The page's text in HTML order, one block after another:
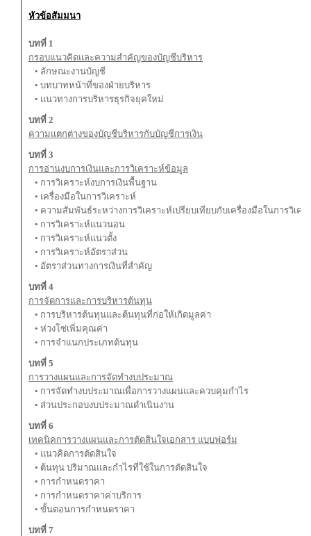
หัวข้อสัมมนา
บทที่ 1
กรอบแนวคิดและความสำคัญของบัญชีบริหาร
• ลักษณะงานบัญชี
• บทบาทหน้าที่ของฝ่ายบริหาร
• แนวทางการบริหารธุรกิจยุคใหม่
บทที่ 2
ความแตกต่างของบัญชีบริหารกับบัญชีการเงิน
บทที่ 3
การอ่านงบการเงินและการวิเคราะห์ข้อมูล
• การวิเคราะห์งบการเงินพื้นฐาน
• เครื่องมือในการวิเคราะห์
• ความสัมพันธ์ระหว่างการวิเคราะห์เปรียบเทียบกับเครื่องมือในการวิเคร
• การวิเคราะห์แนวนอน
• การวิเคราะห์แนวตั้ง
• การวิเคราะห์อัตราส่วน
• อัตราส่วนทางการเงินที่สำคัญ
บทที่ 4
การจัดการและการบริหารต้นทุน
• การบริหารต้นทุนและต้นทุนที่ก่อให้เกิดมูลค่า
• ห่วงโซ่เพิ่มคุณค่า
• การจำแนกประเภทต้นทุน
บทที่ 5
การวางแผนและการจัดทำงบประมาณ
• การจัดทำงบประมาณเพื่อการวางแผนและควบคุมกำไร
• ส่วนประกอบงบประมาณดำเนินงาน
บทที่ 6
เทคนิคการวางแผนและการตัดสินใจเอกสาร แบบฟอร์ม
• แนวคิดการตัดสินใจ
• ต้นทุน ปริมาณและกำไรที่ใช้ในการตัดสินใจ
• การกำหนดราคา
• การกำหนดราคาค่าบริการ
• ขั้นตอนการกำหนดราคา
บทที่ 7